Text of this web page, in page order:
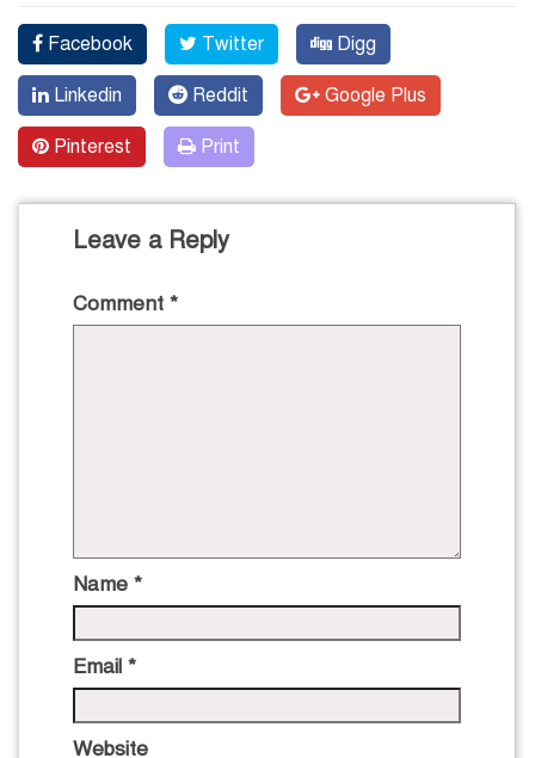
Facebook Twitter Digg
Linkedin Reddit Google Plus
Pinterest Print
Leave a Reply
Comment *
Name *
Email *
Website